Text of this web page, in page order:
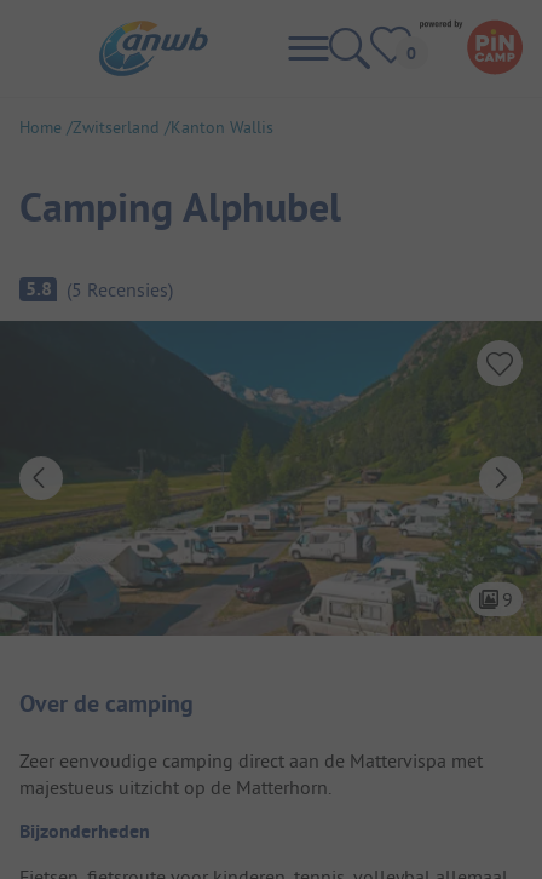
Home Zwitserland Kanton Wallis
Camping Alphubel
Camping overzicht
5.8 (5 Recensies)
9
Over de camping
Zeer eenvoudige camping direct aan de Mattervispa met
majestueus uitzicht op de Matterhorn.
Bijzonderheden